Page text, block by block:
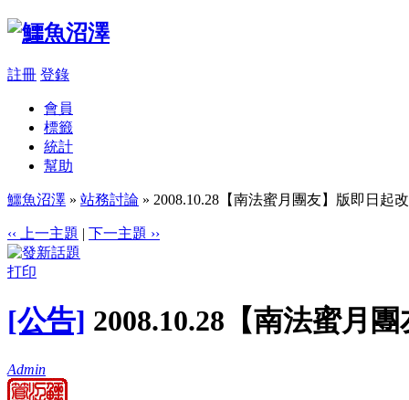
註冊 登錄
會員
標籤
統計
幫助
鱷魚沼澤 » 站務討論 » 2008.10.28【南法蜜月團友】版即日起
‹‹ 上一主題 | 下一主題 ››
打印
[公告] 2008.10.28【南法蜜月
Admin